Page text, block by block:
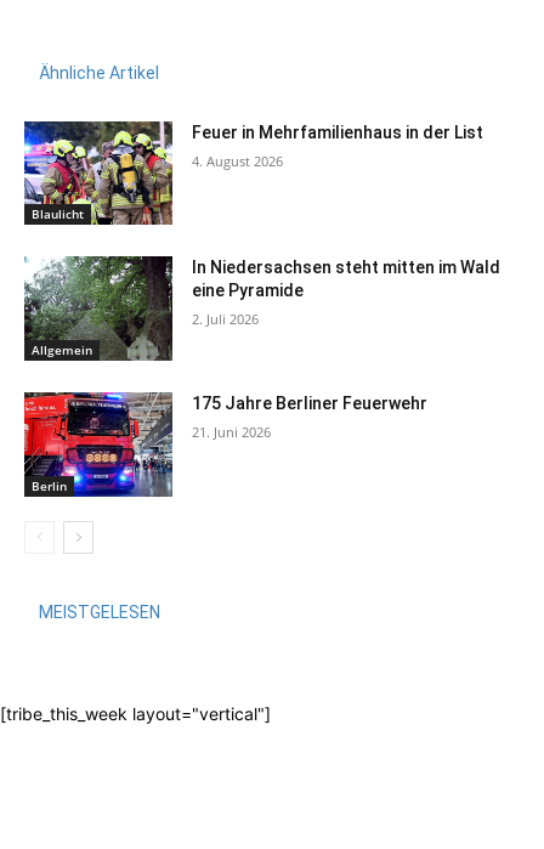
Ähnliche Artikel
Blaulicht
Feuer in Mehrfamilienhaus in der List
4. August 2026
Allgemein
In Niedersachsen steht mitten im Wald
eine Pyramide
2. Juli 2026
Berlin
175 Jahre Berliner Feuerwehr
21. Juni 2026
MEISTGELESEN
[tribe_this_week layout="vertical"]